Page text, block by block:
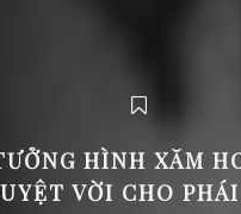
HÌNH XĂM
VỜI CHO